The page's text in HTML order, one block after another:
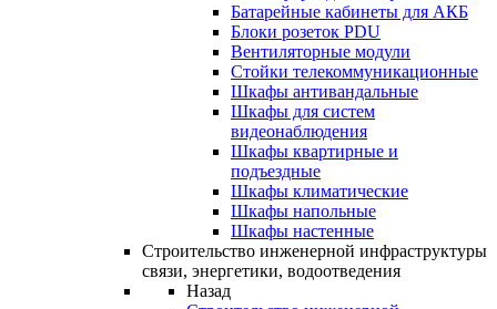
Батарейные кабинеты для АКБ
Блоки розеток PDU
Вентиляторные модули
Стойки телекоммуникационные
Шкафы антивандальные
Шкафы для систем
видеонаблюдения
Шкафы квартирные и
подъездные
Шкафы климатические
Шкафы напольные
Шкафы настенные
Строительство инженерной инфраструктуры
связи, энергетики, водоотведения
Назад